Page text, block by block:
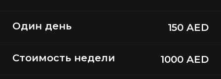
Один день 150 AED
Стоимость недели 1000 AED